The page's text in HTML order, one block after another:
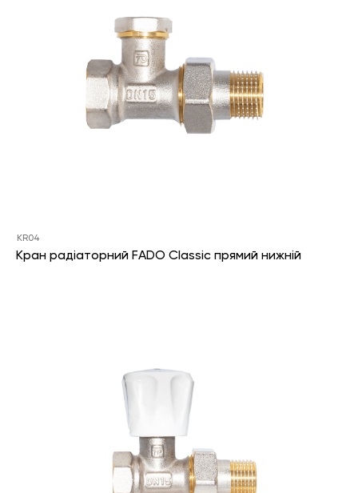
KR04
Кран радіаторний FADO Classic прямий нижній